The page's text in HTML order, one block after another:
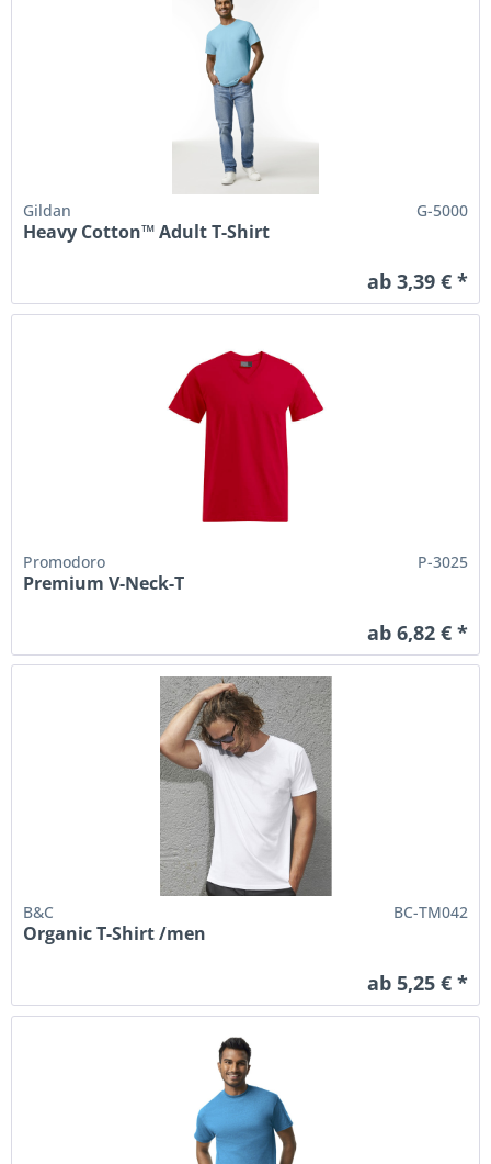
Gildan G-5000
Heavy Cotton™ Adult T-Shirt
ab 3,39 € *
Promodoro P-3025
Premium V-Neck-T
ab 6,82 € *
B&C BC-TM042
Organic T-Shirt /men
ab 5,25 € *